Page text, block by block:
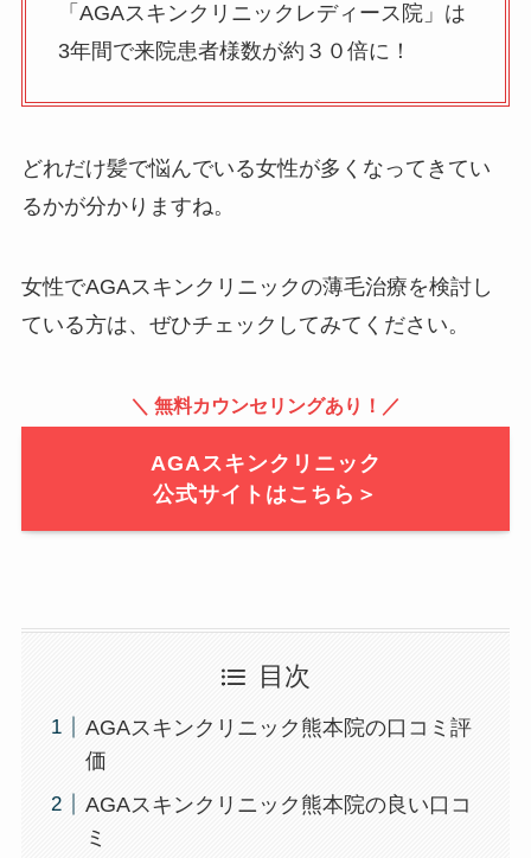
「AGAスキンクリニックレディース院」は
3年間で来院患者様数が約３０倍に！
どれだけ髪で悩んでいる女性が多くなってきてい
るかが分かりますね。
女性でAGAスキンクリニックの薄毛治療を検討し
ている方は、ぜひチェックしてみてください。
＼ 無料カウンセリングあり！／
AGAスキンクリニック
公式サイトはこちら＞
目次
AGAスキンクリニック熊本院の口コミ評
価
AGAスキンクリニック熊本院の良い口コ
ミ